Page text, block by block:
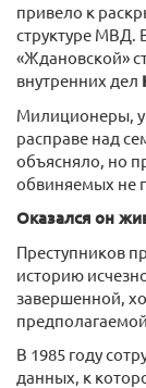
привело к
структуре МВД.
«Ждановской»
внутренних дел
Милиционеры,
расправе над
объясняло, но
обвиняемых не
Оказался он
Преступников
историю
завершенной,
В 1985 году
данных, к